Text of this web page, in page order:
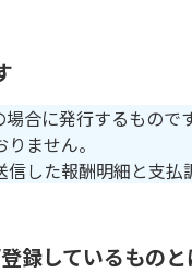
場合に発行するもので
ません。
した報酬明細と支払
録しているもの